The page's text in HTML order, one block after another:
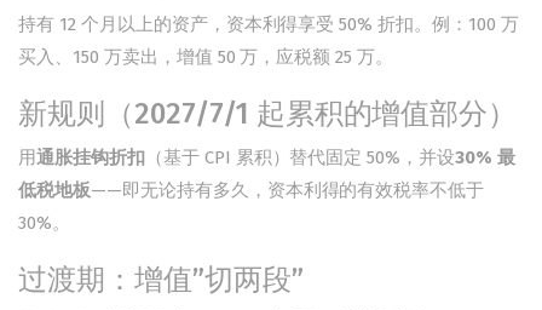
持有 12 个月以上的资产，资本利得享受 50% 折扣。例：100 万
买入、150 万卖出，增值 50 万，应税额 25 万。
新规则（2027/7/1 起累积的增值部分）
用通胀挂钩折扣（基于 CPI 累积）替代固定 50%，并设30% 最
低税地板——即无论持有多久，资本利得的有效税率不低于
30%。
过渡期：增值”切两段”